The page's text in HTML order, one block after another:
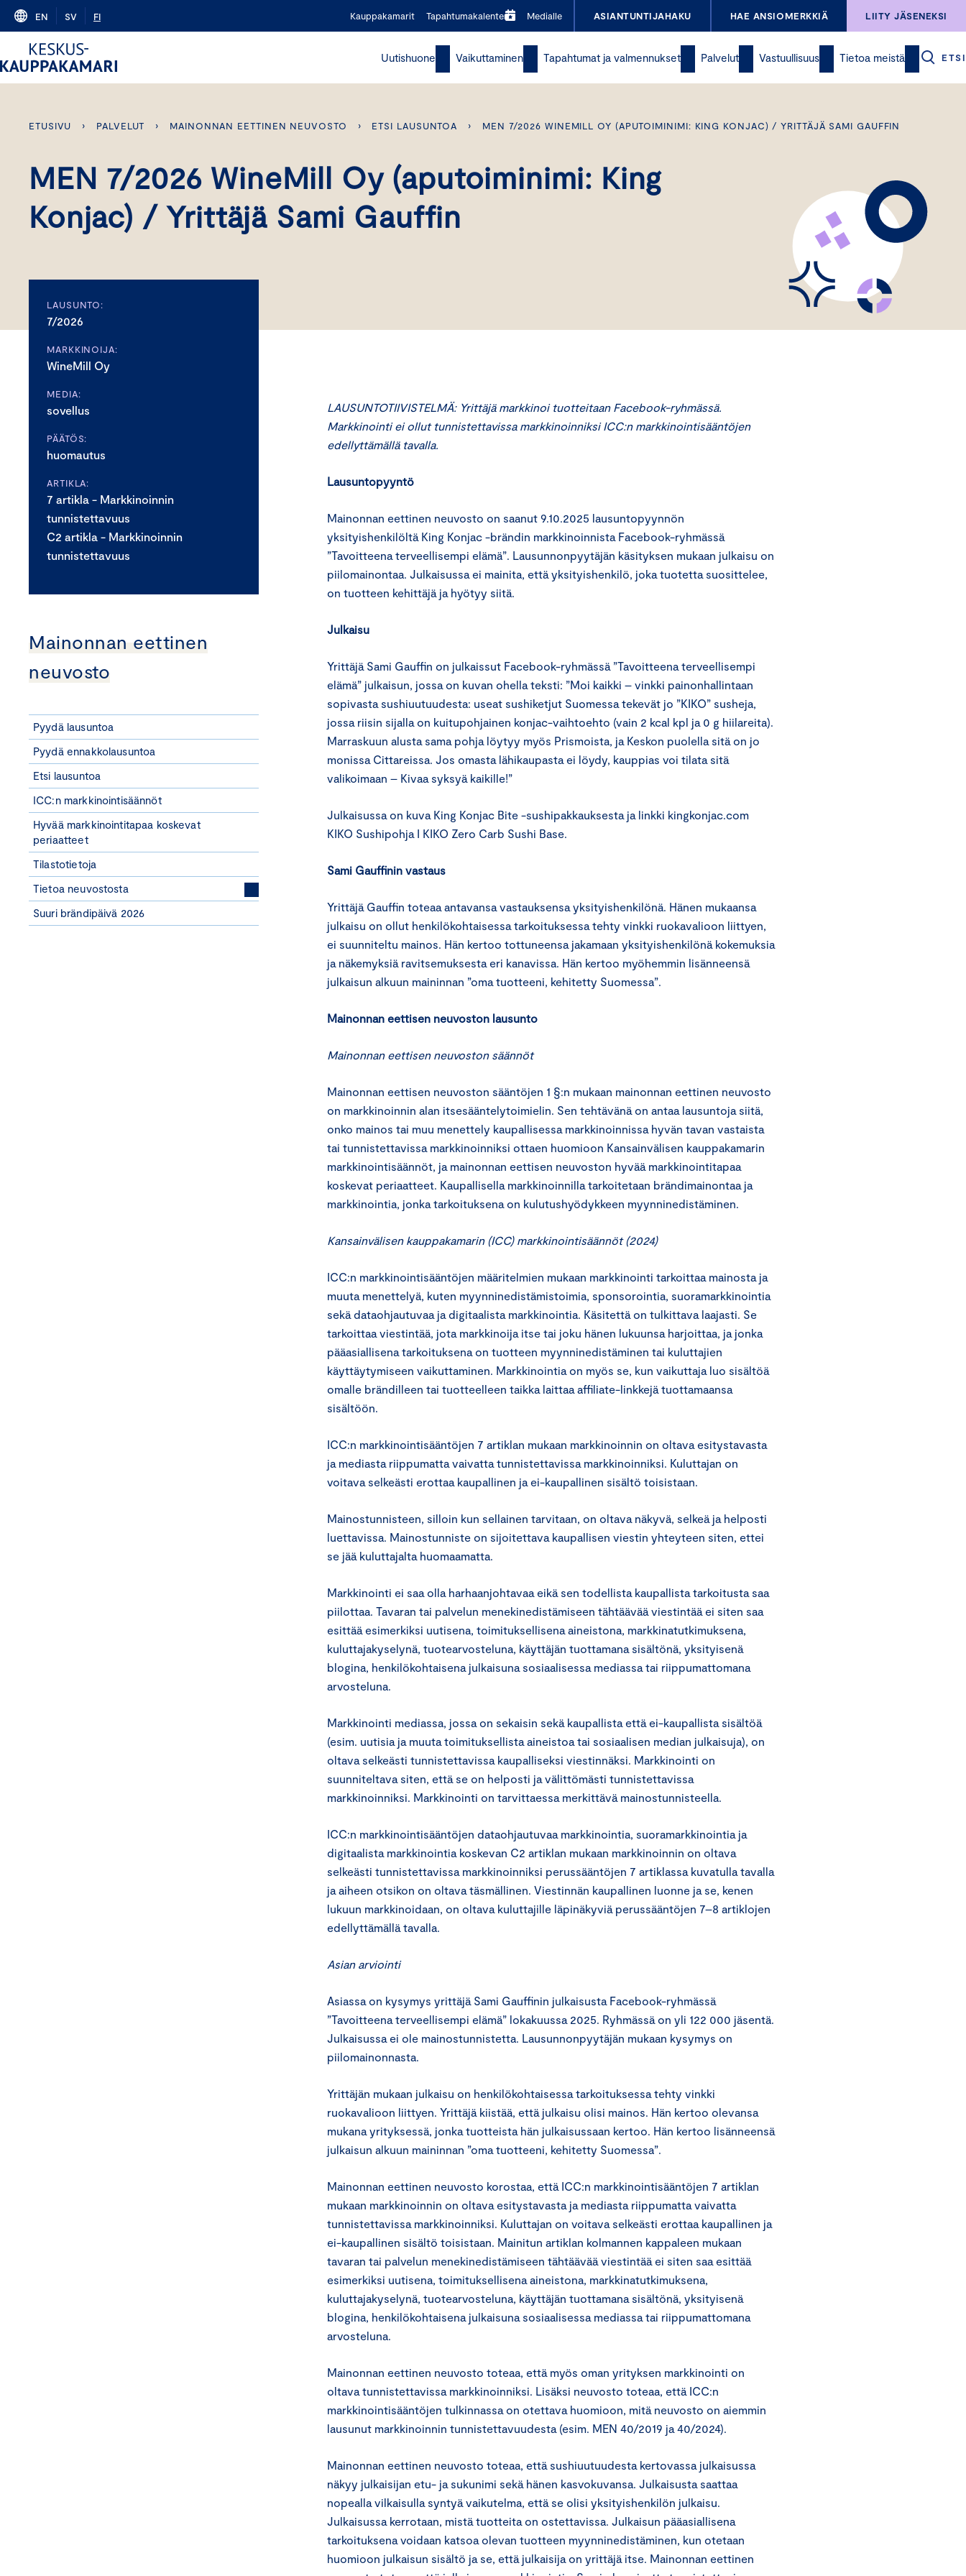
Skip
content
EN SV FI Kauppakamarit Tapahtumakalenteri Medialle ASIANTUNTIJAHAKU HAE ANSIOMERKKIÄ LIITY JÄSENEKSI
Uutishuone Vaikuttaminen Tapahtumat ja valmennukset Palvelut Vastuullisuus Tietoa meistä ETSI
ETUSIVU › PALVELUT › MAINONNAN EETTINEN NEUVOSTO › ETSI LAUSUNTOA › MEN 7/2026 WINEMILL OY (APUTOIMINIMI: KING KONJAC) / YRITTÄJÄ SAMI GAUFFIN
MEN 7/2026 WineMill Oy (aputoiminimi: King
Konjac) / Yrittäjä Sami Gauffin
LAUSUNTO:
7/2026
MARKKINOIJA:
WineMill Oy
MEDIA:
sovellus
PÄÄTÖS:
huomautus
ARTIKLA:
7 artikla - Markkinoinnin
tunnistettavuus
C2 artikla - Markkinoinnin
tunnistettavuus
Mainonnan eettinen
neuvosto
Pyydä lausuntoa
Pyydä ennakkolausuntoa
Etsi lausuntoa
ICC:n markkinointisäännöt
Hyvää markkinointitapaa koskevat
periaatteet
Tilastotietoja
Tietoa neuvostosta
Suuri brändipäivä 2026
LAUSUNTOTIIVISTELMÄ: Yrittäjä markkinoi tuotteitaan Facebook-ryhmässä.
Markkinointi ei ollut tunnistettavissa markkinoinniksi ICC:n markkinointisääntöjen
edellyttämällä tavalla.
Lausuntopyyntö
Mainonnan eettinen neuvosto on saanut 9.10.2025 lausuntopyynnön
yksityishenkilöltä King Konjac -brändin markkinoinnista Facebook-ryhmässä
”Tavoitteena terveellisempi elämä”. Lausunnonpyytäjän käsityksen mukaan julkaisu on
piilomainontaa. Julkaisussa ei mainita, että yksityishenkilö, joka tuotetta suosittelee,
on tuotteen kehittäjä ja hyötyy siitä.
Julkaisu
Yrittäjä Sami Gauffin on julkaissut Facebook-ryhmässä ”Tavoitteena terveellisempi
elämä” julkaisun, jossa on kuvan ohella teksti: ”Moi kaikki – vinkki painonhallintaan
sopivasta sushiuutuudesta: useat sushiketjut Suomessa tekevät jo ”KIKO” susheja,
jossa riisin sijalla on kuitupohjainen konjac-vaihtoehto (vain 2 kcal kpl ja 0 g hiilareita).
Marraskuun alusta sama pohja löytyy myös Prismoista, ja Keskon puolella sitä on jo
monissa Cittareissa. Jos omasta lähikaupasta ei löydy, kauppias voi tilata sitä
valikoimaan – Kivaa syksyä kaikille!”
Julkaisussa on kuva King Konjac Bite -sushipakkauksesta ja linkki kingkonjac.com
KIKO Sushipohja I KIKO Zero Carb Sushi Base.
Sami Gauffinin vastaus
Yrittäjä Gauffin toteaa antavansa vastauksensa yksityishenkilönä. Hänen mukaansa
julkaisu on ollut henkilökohtaisessa tarkoituksessa tehty vinkki ruokavalioon liittyen,
ei suunniteltu mainos. Hän kertoo tottuneensa jakamaan yksityishenkilönä kokemuksia
ja näkemyksiä ravitsemuksesta eri kanavissa. Hän kertoo myöhemmin lisänneensä
julkaisun alkuun maininnan ”oma tuotteeni, kehitetty Suomessa”.
Mainonnan eettisen neuvoston lausunto
Mainonnan eettisen neuvoston säännöt
Mainonnan eettisen neuvoston sääntöjen 1 §:n mukaan mainonnan eettinen neuvosto
on markkinoinnin alan itsesääntelytoimielin. Sen tehtävänä on antaa lausuntoja siitä,
onko mainos tai muu menettely kaupallisessa markkinoinnissa hyvän tavan vastaista
tai tunnistettavissa markkinoinniksi ottaen huomioon Kansainvälisen kauppakamarin
markkinointisäännöt, ja mainonnan eettisen neuvoston hyvää markkinointitapaa
koskevat periaatteet. Kaupallisella markkinoinnilla tarkoitetaan brändimainontaa ja
markkinointia, jonka tarkoituksena on kulutushyödykkeen myynninedistäminen.
Kansainvälisen kauppakamarin (ICC) markkinointisäännöt (2024)
ICC:n markkinointisääntöjen määritelmien mukaan markkinointi tarkoittaa mainosta ja
muuta menettelyä, kuten myynninedistämistoimia, sponsorointia, suoramarkkinointia
sekä dataohjautuvaa ja digitaalista markkinointia. Käsitettä on tulkittava laajasti. Se
tarkoittaa viestintää, jota markkinoija itse tai joku hänen lukuunsa harjoittaa, ja jonka
pääasiallisena tarkoituksena on tuotteen myynninedistäminen tai kuluttajien
käyttäytymiseen vaikuttaminen. Markkinointia on myös se, kun vaikuttaja luo sisältöä
omalle brändilleen tai tuotteelleen taikka laittaa affiliate-linkkejä tuottamaansa
sisältöön.
ICC:n markkinointisääntöjen 7 artiklan mukaan markkinoinnin on oltava esitystavasta
ja mediasta riippumatta vaivatta tunnistettavissa markkinoinniksi. Kuluttajan on
voitava selkeästi erottaa kaupallinen ja ei-kaupallinen sisältö toisistaan.
Mainostunnisteen, silloin kun sellainen tarvitaan, on oltava näkyvä, selkeä ja helposti
luettavissa. Mainostunniste on sijoitettava kaupallisen viestin yhteyteen siten, ettei
se jää kuluttajalta huomaamatta.
Markkinointi ei saa olla harhaanjohtavaa eikä sen todellista kaupallista tarkoitusta saa
piilottaa. Tavaran tai palvelun menekinedistämiseen tähtäävää viestintää ei siten saa
esittää esimerkiksi uutisena, toimituksellisena aineistona, markkinatutkimuksena,
kuluttajakyselynä, tuotearvosteluna, käyttäjän tuottamana sisältönä, yksityisenä
blogina, henkilökohtaisena julkaisuna sosiaalisessa mediassa tai riippumattomana
arvosteluna.
Markkinointi mediassa, jossa on sekaisin sekä kaupallista että ei-kaupallista sisältöä
(esim. uutisia ja muuta toimituksellista aineistoa tai sosiaalisen median julkaisuja), on
oltava selkeästi tunnistettavissa kaupalliseksi viestinnäksi. Markkinointi on
suunniteltava siten, että se on helposti ja välittömästi tunnistettavissa
markkinoinniksi. Markkinointi on tarvittaessa merkittävä mainostunnisteella.
ICC:n markkinointisääntöjen dataohjautuvaa markkinointia, suoramarkkinointia ja
digitaalista markkinointia koskevan C2 artiklan mukaan markkinoinnin on oltava
selkeästi tunnistettavissa markkinoinniksi perussääntöjen 7 artiklassa kuvatulla tavalla
ja aiheen otsikon on oltava täsmällinen. Viestinnän kaupallinen luonne ja se, kenen
lukuun markkinoidaan, on oltava kuluttajille läpinäkyviä perussääntöjen 7–8 artiklojen
edellyttämällä tavalla.
Asian arviointi
Asiassa on kysymys yrittäjä Sami Gauffinin julkaisusta Facebook-ryhmässä
”Tavoitteena terveellisempi elämä” lokakuussa 2025. Ryhmässä on yli 122 000 jäsentä.
Julkaisussa ei ole mainostunnistetta. Lausunnonpyytäjän mukaan kysymys on
piilomainonnasta.
Yrittäjän mukaan julkaisu on henkilökohtaisessa tarkoituksessa tehty vinkki
ruokavalioon liittyen. Yrittäjä kiistää, että julkaisu olisi mainos. Hän kertoo olevansa
mukana yrityksessä, jonka tuotteista hän julkaisussaan kertoo. Hän kertoo lisänneensä
julkaisun alkuun maininnan ”oma tuotteeni, kehitetty Suomessa”.
Mainonnan eettinen neuvosto korostaa, että ICC:n markkinointisääntöjen 7 artiklan
mukaan markkinoinnin on oltava esitystavasta ja mediasta riippumatta vaivatta
tunnistettavissa markkinoinniksi. Kuluttajan on voitava selkeästi erottaa kaupallinen ja
ei-kaupallinen sisältö toisistaan. Mainitun artiklan kolmannen kappaleen mukaan
tavaran tai palvelun menekinedistämiseen tähtäävää viestintää ei siten saa esittää
esimerkiksi uutisena, toimituksellisena aineistona, markkinatutkimuksena,
kuluttajakyselynä, tuotearvosteluna, käyttäjän tuottamana sisältönä, yksityisenä
blogina, henkilökohtaisena julkaisuna sosiaalisessa mediassa tai riippumattomana
arvosteluna.
Mainonnan eettinen neuvosto toteaa, että myös oman yrityksen markkinointi on
oltava tunnistettavissa markkinoinniksi. Lisäksi neuvosto toteaa, että ICC:n
markkinointisääntöjen tulkinnassa on otettava huomioon, mitä neuvosto on aiemmin
lausunut markkinoinnin tunnistettavuudesta (esim. MEN 40/2019 ja 40/2024).
Mainonnan eettinen neuvosto toteaa, että sushiuutuudesta kertovassa julkaisussa
näkyy julkaisijan etu- ja sukunimi sekä hänen kasvokuvansa. Julkaisusta saattaa
nopealla vilkaisulla syntyä vaikutelma, että se olisi yksityishenkilön julkaisu.
Julkaisussa kerrotaan, mistä tuotteita on ostettavissa. Julkaisun pääasiallisena
tarkoituksena voidaan katsoa olevan tuotteen myynninedistäminen, kun otetaan
huomioon julkaisun sisältö ja se, että julkaisija on yrittäjä itse. Mainonnan eettinen